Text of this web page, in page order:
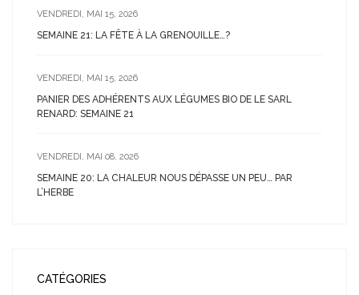
VENDREDI, MAI 15, 2026
SEMAINE 21: LA FÊTE À LA GRENOUILLE…?
VENDREDI, MAI 15, 2026
PANIER DES ADHÉRENTS AUX LÉGUMES BIO DE LE SARL
RENARD: SEMAINE 21
VENDREDI, MAI 08, 2026
SEMAINE 20: LA CHALEUR NOUS DÉPASSE UN PEU… PAR
L’HERBE
CATÉGORIES